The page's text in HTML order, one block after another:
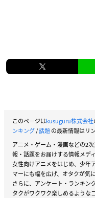
このページはkusuguru株式会社
ンキング/話題の最新情報はリ
アニメ・ゲーム・漫画などの2
報・話題をお届けする情報メデ
女性向けアニメをはじめ、少年
マーにも幅を広げ、オタクが気
さらに、アンケート・ランキン
タクがワクワク楽しめるような